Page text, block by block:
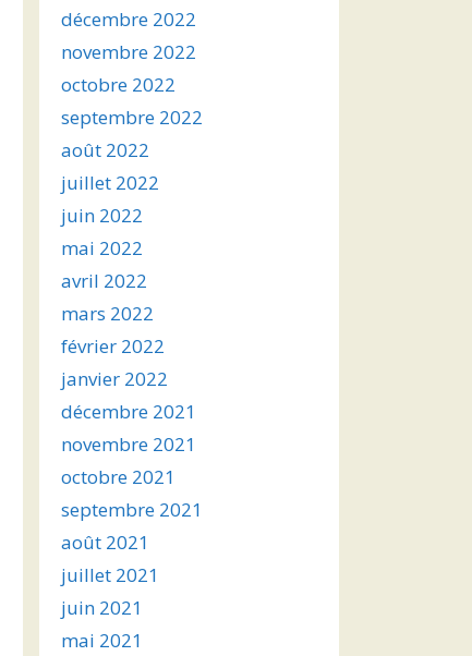
décembre 2022
novembre 2022
octobre 2022
septembre 2022
août 2022
juillet 2022
juin 2022
mai 2022
avril 2022
mars 2022
février 2022
janvier 2022
décembre 2021
novembre 2021
octobre 2021
septembre 2021
août 2021
juillet 2021
juin 2021
mai 2021